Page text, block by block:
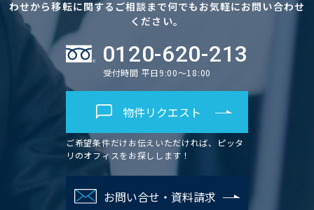
わせから移転に関するご相談まで何でもお気軽にお問い合わせ
ください。
0120-620-213
受付時間 平日9:00～18:00
物件リクエスト
ご希望条件だけお伝えいただければ、ピッタ
リのオフィスをお探しします！
お問い合せ・資料請求